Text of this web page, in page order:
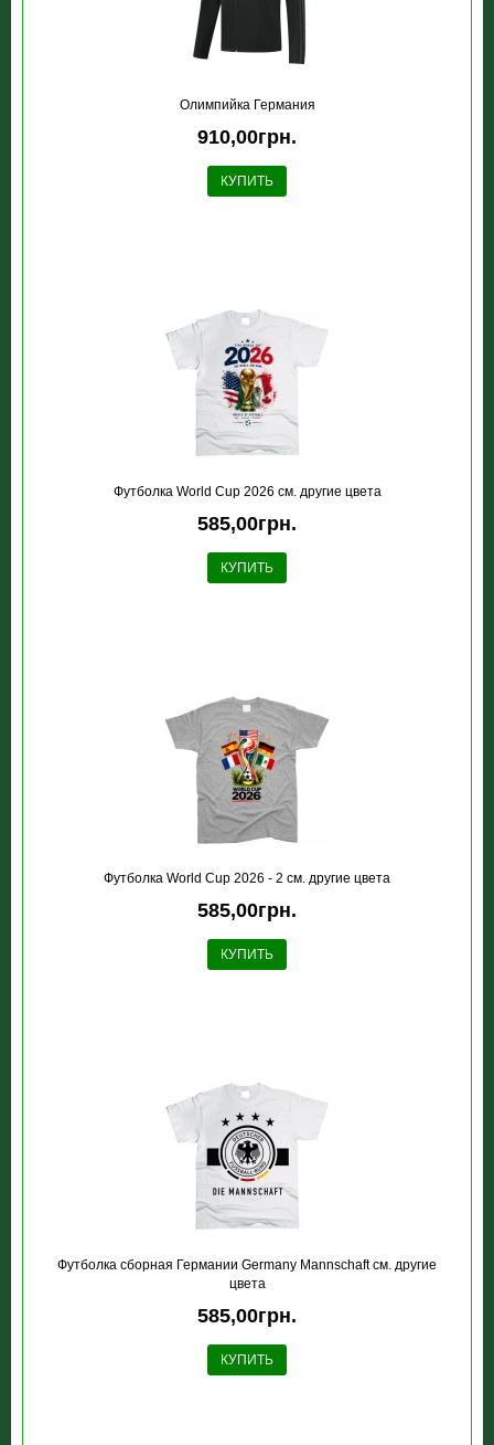
Олимпийка Германия
910,00грн.
КУПИТЬ
Футболка World Cup 2026 см. другие цвета
585,00грн.
КУПИТЬ
Футболка World Cup 2026 - 2 см. другие цвета
585,00грн.
КУПИТЬ
Футболка сборная Германии Germany Mannschaft см. другие
цвета
585,00грн.
КУПИТЬ